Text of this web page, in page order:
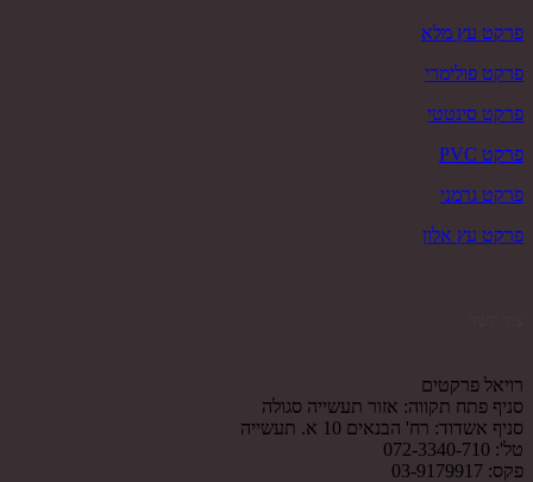
פרקט עץ מלא
פרקט פולימרי
פרקט סינטטי
פרקט PVC
פרקט גרמני
פרקט עץ אלון
רויאל פרקטים
סניף פתח תקווה: אזור תעשייה סגולה
סניף אשדוד: רח' הבנאים 10 א. תעשייה
טל': 072-3340-710
פקס: 03-9179917